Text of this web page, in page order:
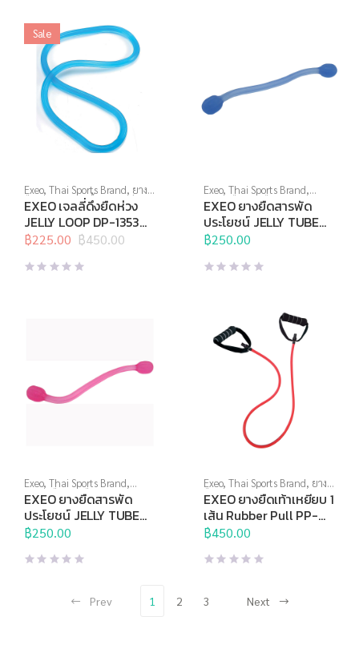
Sale
Exeo,Thai Sports Brand, ยาง
ยืด,สร้างกล้ามเนื้อ,สินค้าล็อต
สุดท้าย,อุปกรณ์คลายกล้ามเนื้อ
อุปกรณ์บริหารกาย,อุปกรณ์ยืด
เหยียด,อุปกรณ์เพื่อสุขภาพ
EXEO เจลลี่ดึงยืดห่วง
JELLY LOOP DP-1353
HEAVY (ฟ้า)
฿450.00
Original
price
was:
฿225.00
Current
price
is:
Exeo,Thai Sports Brand,
บริหารมือ,ยางยืด,สร้างกล้าม
เนื้อ,อุปกรณ์คลายกล้ามเนื้อ
อุปกรณ์บริหารกาย, อุปกรณ์ยืด
เหยียด,อุปกรณ์สุขภาพเพื่อผู้สูง
วัย
EXEO ยางยืดสารพัด
ประโยชน์ JELLY TUBE
DP-0936 Medium (ฟ้า)
฿250.00
Exeo,Thai Sports Brand,
บริหารมือ,ยางยืด,สร้างกล้าม
เนื้อ,อุปกรณ์คลายกล้ามเนื้อ
อุปกรณ์บริหารกาย, อุปกรณ์ยืด
เหยียด,อุปกรณ์สุขภาพเพื่อผู้สูง
วัย
EXEO ยางยืดสารพัด
ประโยชน์ JELLY TUBE
DP-0936 Light (ชมพู)
฿250.00
Exeo,Thai Sports Brand, ยาง
ยืด,อุปกรณ์บริหารกาย, อุปกรณ์
ยืดเหยียด,อุปกรณ์เพื่อสุขภาพ
EXEO ยางยืดเท้าเหยียบ 1
เส้น Rubber Pull PP-
0994
฿450.00
Prev 1 2 3 Next